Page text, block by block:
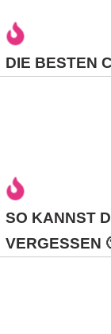
DIE BESTEN
SO KANNST
VERGESSEN